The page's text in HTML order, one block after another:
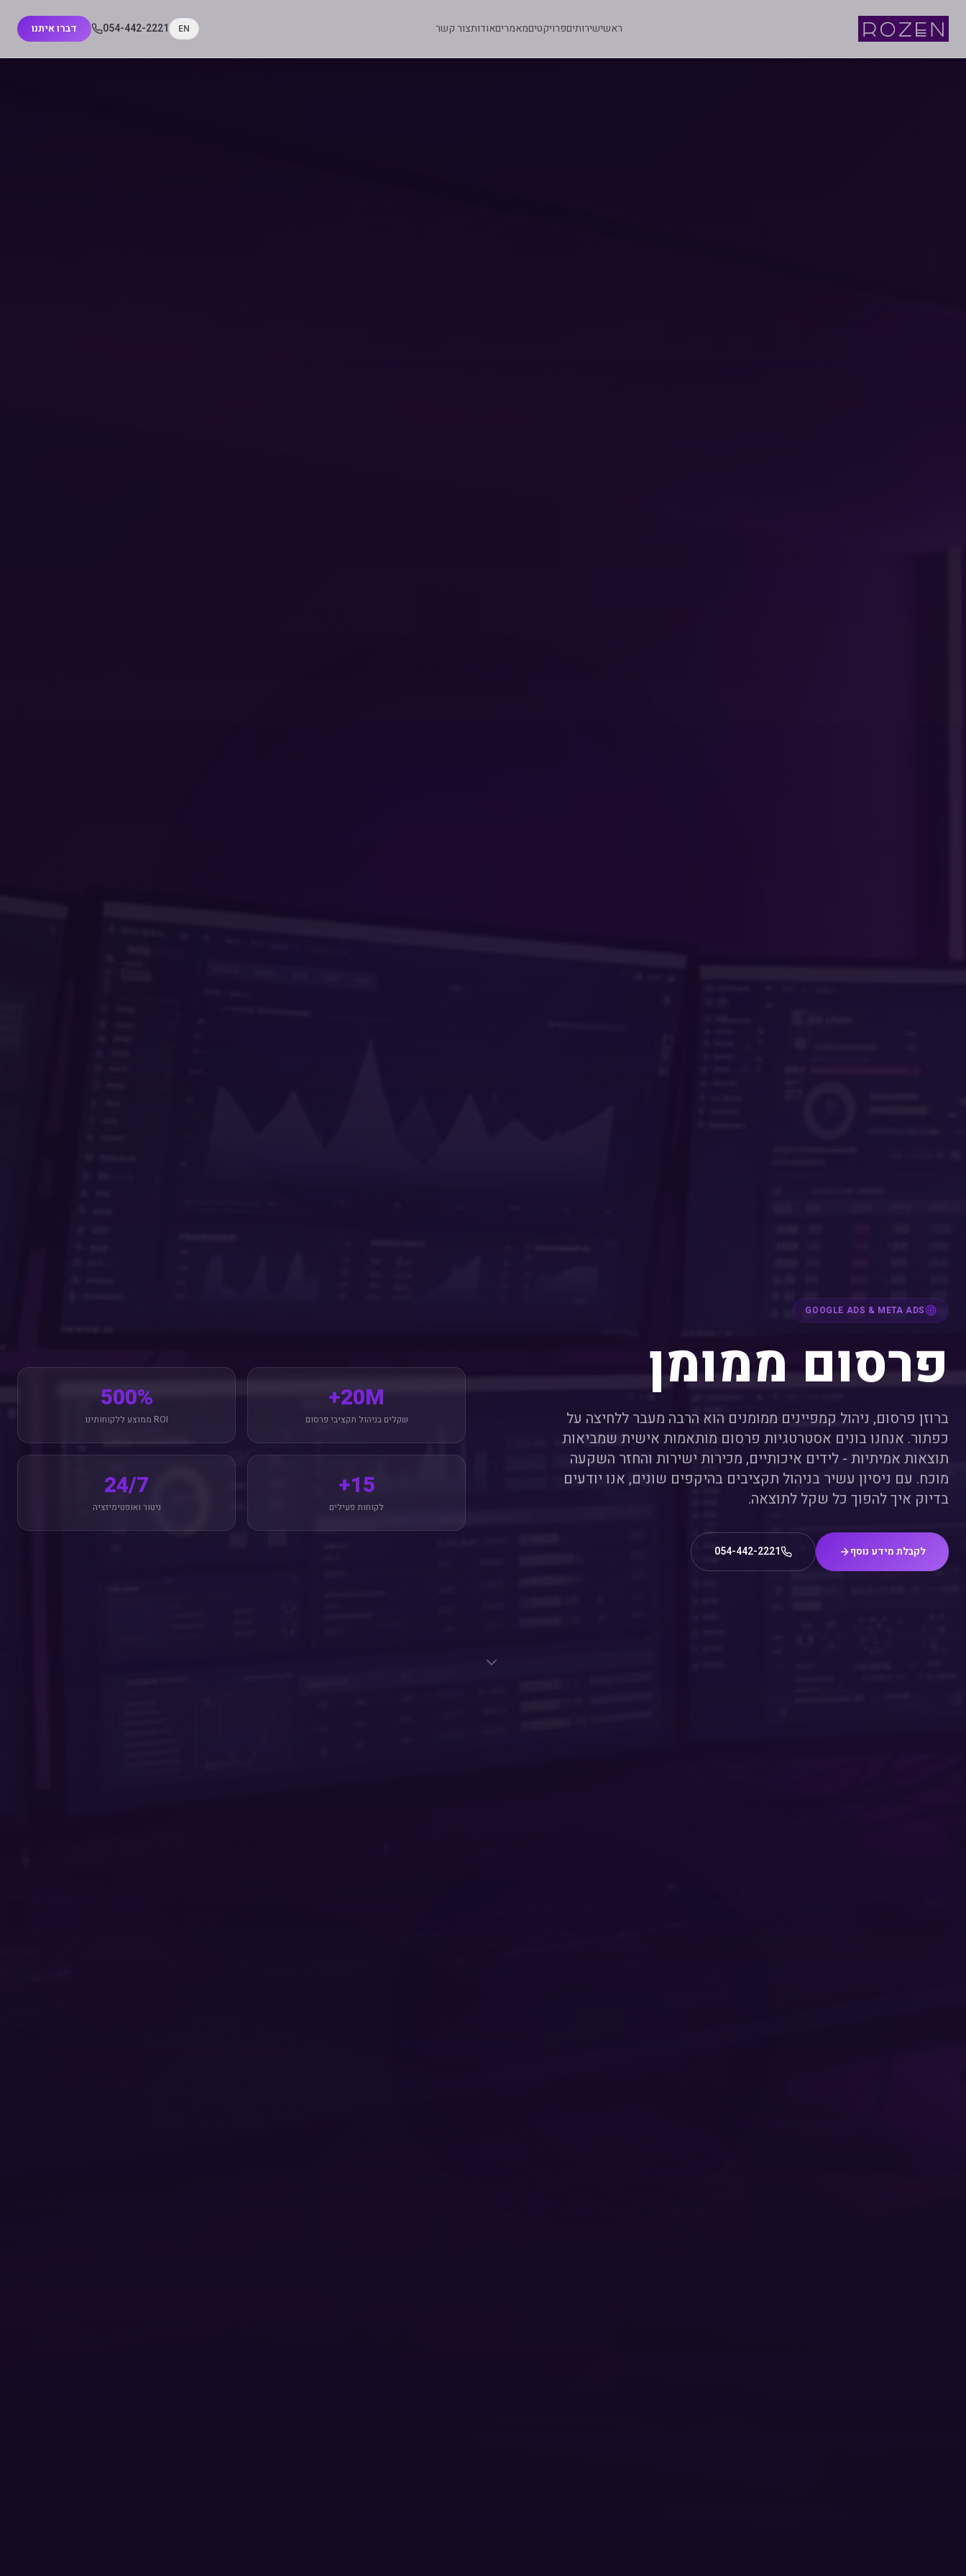
ראשישירותיםפרויקטיםמאמריםאודותצור קשר EN
054-442-2221 דברו איתנו
GOOGLE ADS & META ADS
פרסום ממומן
ברוזן פרסום, ניהול קמפיינים ממומנים הוא הרבה מעבר ללחיצה על
כפתור. אנחנו בונים אסטרטגיות פרסום מותאמות אישית שמביאות
תוצאות אמיתיות - לידים איכותיים, מכירות ישירות והחזר השקעה
מוכח. עם ניסיון עשיר בניהול תקציבים בהיקפים שונים, אנו יודעים
בדיוק איך להפוך כל שקל לתוצאה.
לקבלת מידע נוסף 054-442-2221
20M+
שקלים בניהול תקציבי פרסום
500%
ROI ממוצע ללקוחותינו
15+
לקוחות פעילים
24/7
ניטור ואופטימיזציה